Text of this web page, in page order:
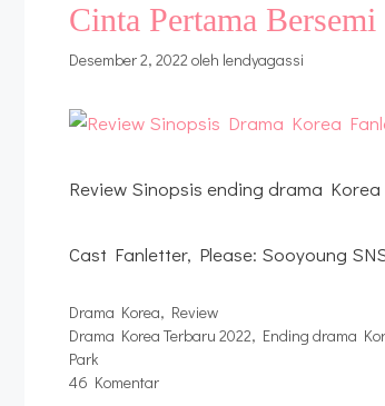
Cinta Pertama
Desember 2, 2022 oleh lendyagassi
Review Sinopsis ending drama
Cast Fanletter, Please: Sooyoung
Kategori
Drama Korea, Review
Tag
Drama Korea Terbaru 2022, Ending drama
Park
46 Komentar